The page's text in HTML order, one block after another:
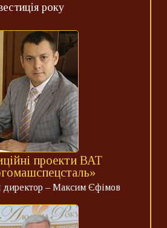
року
проекти ВАТ
директор – Максим Єфімов